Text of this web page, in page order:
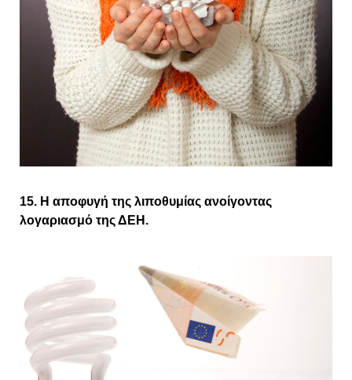
15. Η αποφυγή της λιποθυμίας ανοίγοντας
λογαριασμό της ΔΕΗ.